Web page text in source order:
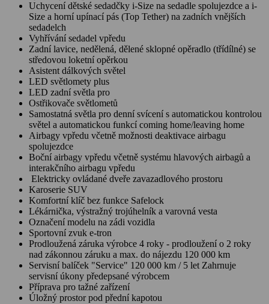
Uchycení dětské sedadčky i-Size na sedadle spolujezdce a i-
Size a horní upínací pás (Top Tether) na zadních vnějších
sedadelch
Vyhřívání sedadel vpředu
Zadní lavice, nedělená, dělené sklopné opěradlo (třídílné) se
středovou loketní opěrkou
Asistent dálkových světel
LED světlomety plus
LED zadní světla pro
Ostřikovače světlometů
Samostatná světla pro denní svícení s automatickou kontrolou
světel a automatickou funkcí coming home/leaving home
Airbagy vpředu včetně možnosti deaktivace airbagu
spolujezdce
Boční airbagy vpředu včetně systému hlavových airbagů a
interakčního airbagu vpředu
Elektricky ovládané dveře zavazadlového prostoru
Karoserie SUV
Komfortní klíč bez funkce Safelock
Lékárnička, výstražný trojúhelník a varovná vesta
Označení modelu na zádi vozidla
Sportovní zvuk e-tron
Prodloužená záruka výrobce 4 roky - prodloužení o 2 roky
nad zákonnou záruku a max. do nájezdu 120 000 km
Servisní balíček "Service" 120 000 km / 5 let Zahrnuje
servisní úkony předepsané výrobcem
Příprava pro tažné zařízení
Úložný prostor pod přední kapotou